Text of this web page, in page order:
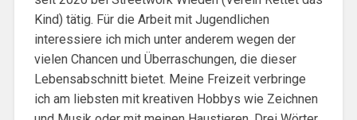
Kind) tätig. Für die Arbeit mit Jugendlichen
interessiere ich mich unter anderem wegen der
vielen Chancen und Überraschungen, die dieser
Lebensabschnitt bietet. Meine Freizeit verbringe
ich am liebsten mit kreativen Hobbys wie Zeichnen